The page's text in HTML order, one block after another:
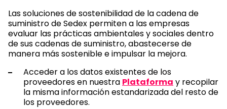
Las soluciones de sostenibilidad de la cadena de
suministro de Sedex permiten a las empresas
evaluar las prácticas ambientales y sociales dentro
de sus cadenas de suministro, abastecerse de
manera más sostenible e impulsar la mejora.
Acceder a los datos existentes de los
proveedores en nuestra Plataforma y recopilar
la misma información estandarizada del resto de
los proveedores.